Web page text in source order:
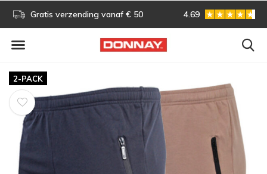
Gratis verzending vanaf € 50 Gratis omruilen
4.69
2-PACK